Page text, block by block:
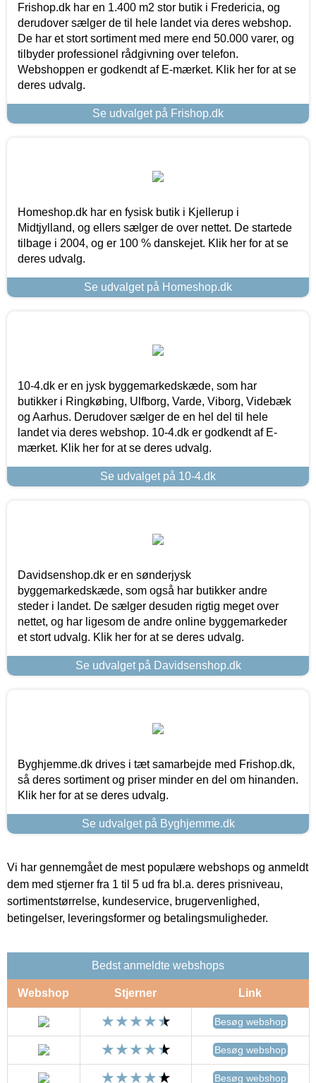
Frishop.dk har en 1.400 m2 stor butik i Fredericia, og
derudover sælger de til hele landet via deres webshop.
De har et stort sortiment med mere end 50.000 varer, og
tilbyder professionel rådgivning over telefon.
Webshoppen er godkendt af E-mærket. Klik her for at se
deres udvalg.
Se udvalget på Frishop.dk
Homeshop.dk har en fysisk butik i Kjellerup i
Midtjylland, og ellers sælger de over nettet. De startede
tilbage i 2004, og er 100 % danskejet. Klik her for at se
deres udvalg.
Se udvalget på Homeshop.dk
10-4.dk er en jysk byggemarkedskæde, som har
butikker i Ringkøbing, Ulfborg, Varde, Viborg, Videbæk
og Aarhus. Derudover sælger de en hel del til hele
landet via deres webshop. 10-4.dk er godkendt af E-
mærket. Klik her for at se deres udvalg.
Se udvalget på 10-4.dk
Davidsenshop.dk er en sønderjysk
byggemarkedskæde, som også har butikker andre
steder i landet. De sælger desuden rigtig meget over
nettet, og har ligesom de andre online byggemarkeder
et stort udvalg. Klik her for at se deres udvalg.
Se udvalget på Davidsenshop.dk
Byghjemme.dk drives i tæt samarbejde med Frishop.dk,
så deres sortiment og priser minder en del om hinanden.
Klik her for at se deres udvalg.
Se udvalget på Byghjemme.dk
Vi har gennemgået de mest populære webshops og anmeldt
dem med stjerner fra 1 til 5 ud fra bl.a. deres prisniveau,
sortimentstørrelse, kundeservice, brugervenlighed,
betingelser, leveringsformer og betalingsmuligheder.
Bedst anmeldte webshops
Webshop Stjerner Link
Besøg webshop
Besøg webshop
Besøg webshop